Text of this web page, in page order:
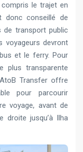
le trajet en
donc conseillé de
de transport public
voyageurs devront
et le ferry. Pour
plus transparente
Transfer offre
pour parcourir
voyage, avant de
droite jusqu’à Ilha